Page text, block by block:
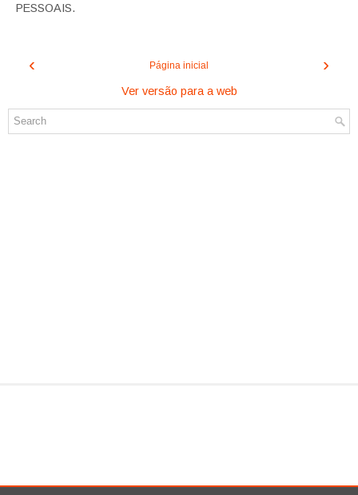
PESSOAIS.
‹ ›
Página inicial
Ver versão para a web